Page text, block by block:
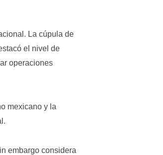
La cúpula de
el nivel de
operaciones
mexicano y la
embargo considera